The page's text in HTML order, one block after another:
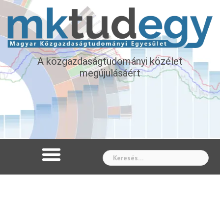
A közgazdaságtudományi közélet
megújulásáért